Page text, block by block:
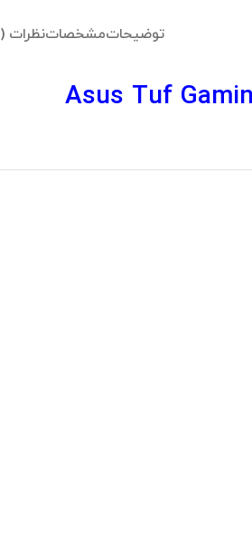
توضیحاتمشخصاتنظرات (0)
Asus Tuf